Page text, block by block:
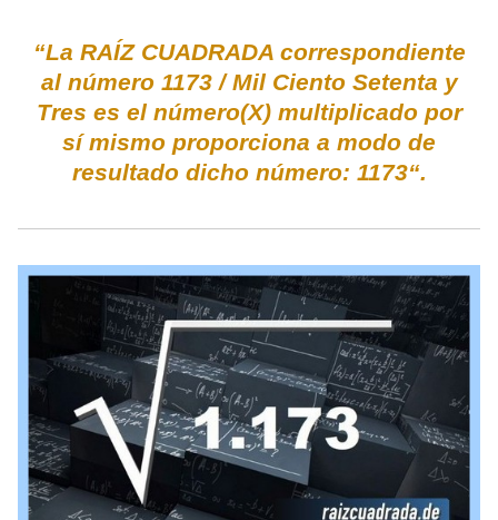
“La RAÍZ CUADRADA correspondiente
al número 1173 / Mil Ciento Setenta y
Tres es el número(X) multiplicado por
sí mismo proporciona a modo de
resultado dicho número: 1173“.